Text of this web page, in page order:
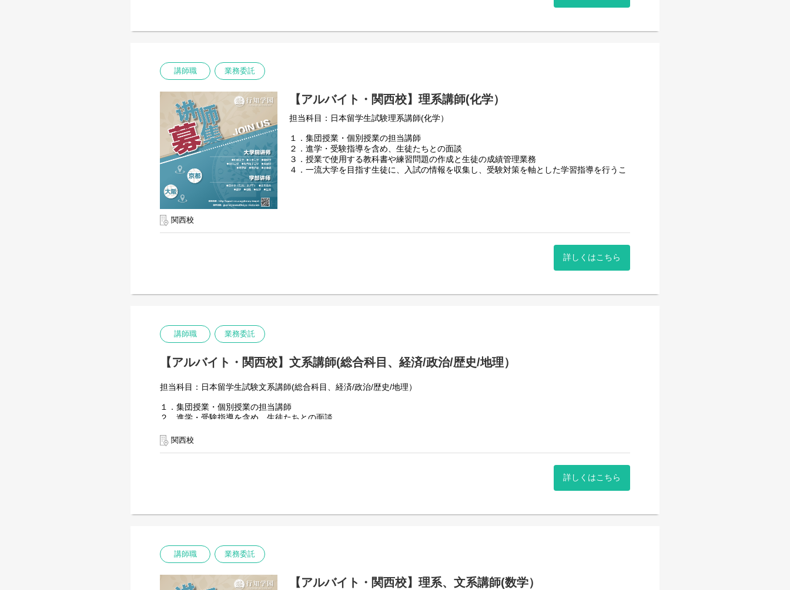
講師職 業務委託
【アルバイト・関西校】理系講師(化学）
担当科目：日本留学生試験理系講師(化学）
１．集団授業・個別授業の担当講師
２．進学・受験指導を含め、生徒たちとの面談
３．授業で使用する教科書や練習問題の作成と生徒の成績管理業務
４．一流大学を目指す生徒に、入試の情報を収集し、受験対策を軸とした学習指導を行うこ
関西校
詳しくはこちら
講師職 業務委託
【アルバイト・関西校】文系講師(総合科目、経済/政治/歴史/地理）
担当科目：日本留学生試験文系講師(総合科目、経済/政治/歴史/地理）
１．集団授業・個別授業の担当講師
２．進学・受験指導を含め、生徒たちとの面談
４．一流大学を目指す生徒に、入試の情報を収集し、受験対策を軸とした学習指導を行うこと
関西校
詳しくはこちら
講師職 業務委託
【アルバイト・関西校】理系、文系講師(数学）